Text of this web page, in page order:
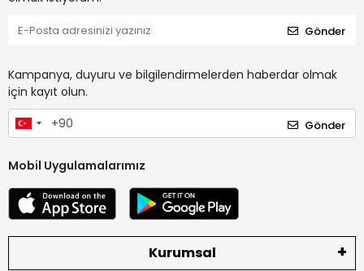
Gönder
Kampanya, duyuru ve bilgilendirmelerden haberdar olmak
için kayıt olun.
Gönder
Mobil Uygulamalarımız
Kurumsal